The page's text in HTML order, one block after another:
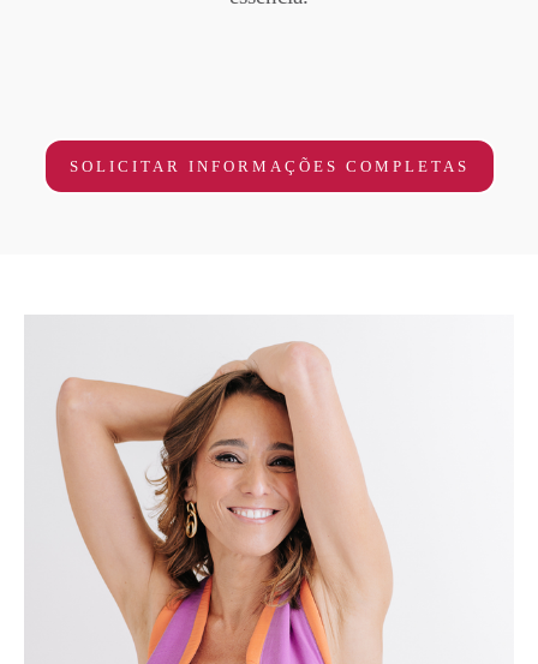
SOLICITAR INFORMAÇÕES COMPLETAS